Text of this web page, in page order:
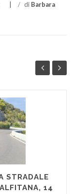
/ di Barbara
STRADALE
14